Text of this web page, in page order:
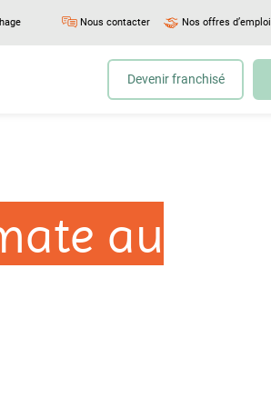
Nous contacter Nos offres d’emploi
Devenir franchisé
au